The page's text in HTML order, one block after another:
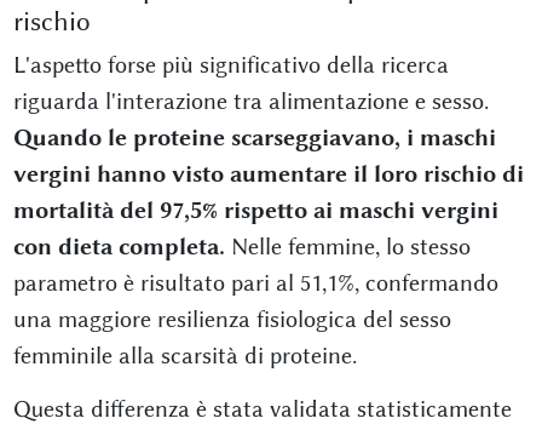
rischio
L'aspetto forse più significativo della ricerca
riguarda l'interazione tra alimentazione e sesso.
Quando le proteine scarseggiavano, i maschi
vergini hanno visto aumentare il loro rischio di
mortalità del 97,5% rispetto ai maschi vergini
con dieta completa. Nelle femmine, lo stesso
parametro è risultato pari al 51,1%, confermando
una maggiore resilienza fisiologica del sesso
femminile alla scarsità di proteine.
Questa differenza è stata validata statisticamente